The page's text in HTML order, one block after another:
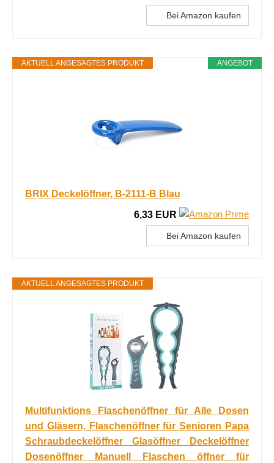
Bei Amazon kaufen
ANGEBOT
AKTUELL ANGESAGTES PRODUKT
BRIX Deckelöffner, B-2111-B Blau
6,33 EUR
Bei Amazon kaufen
AKTUELL ANGESAGTES PRODUKT
Multifunktions Flaschenöffner für Alle Dosen
und Gläsern, Flaschenöffner für Senioren Papa
Schraubdeckelöffner Glasöffner Deckelöffner
Dosenöffner Manuell Flaschen öffner für